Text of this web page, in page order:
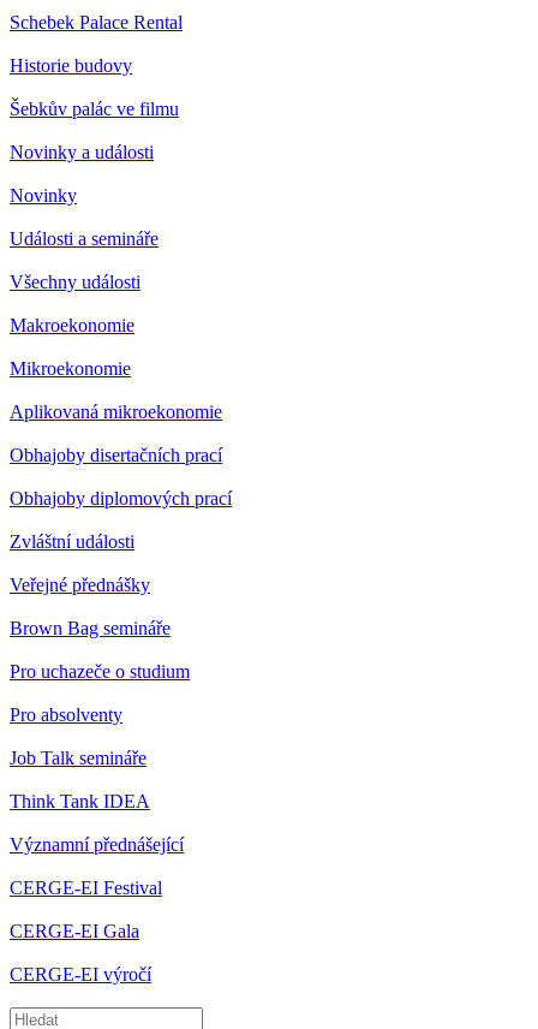
Schebek Palace Rental
Historie budovy
Šebkův palác ve filmu
Novinky a události
Novinky
Události a semináře
Všechny události
Makroekonomie
Mikroekonomie
Aplikovaná mikroekonomie
Obhajoby disertačních prací
Obhajoby diplomových prací
Zvláštní události
Veřejné přednášky
Brown Bag semináře
Pro uchazeče o studium
Pro absolventy
Job Talk semináře
Think Tank IDEA
Významní přednášející
CERGE-EI Festival
CERGE-EI Gala
CERGE-EI výročí